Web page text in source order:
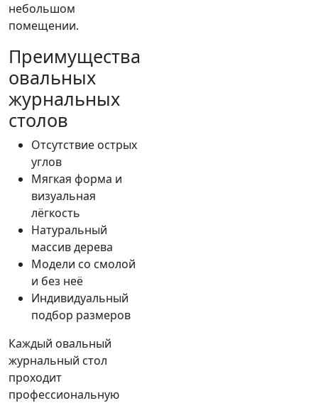
небольшом
помещении.
Преимущества
овальных
журнальных
столов
Отсутствие острых
углов
Мягкая форма и
визуальная
лёгкость
Натуральный
массив дерева
Модели со смолой
и без неё
Индивидуальный
подбор размеров
Каждый овальный
журнальный стол
проходит
профессиональную